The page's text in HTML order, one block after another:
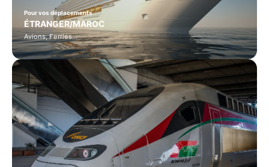
Pour vos déplacements
ÉTRANGER/MAROC
Avions, Ferries…